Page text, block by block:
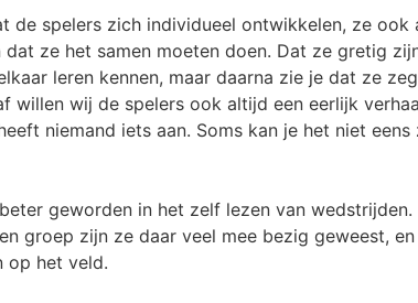
de spelers zich individueel ontwikkelen, ze ook
dat ze het samen moeten doen. Dat ze gretig
leren kennen, maar daarna zie je dat ze
willen wij de spelers ook altijd een eerlijk
niemand iets aan. Soms kan je het niet
geworden in het zelf lezen van
groep zijn ze daar veel mee bezig geweest,
op het veld.